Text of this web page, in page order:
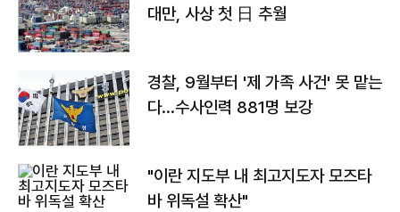
대만, 사상 첫 日 추월
경찰, 9월부터 '제 가족 사건' 못 맡는
다…수사인력 881명 보강
"이란 지도부 내 최고지도자 모즈타
바 위독설 확산"